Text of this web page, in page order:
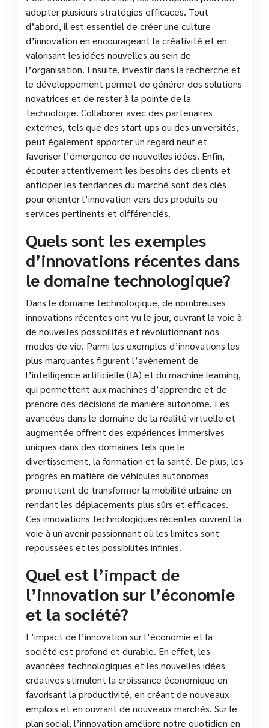
adopter plusieurs stratégies efficaces. Tout
d’abord, il est essentiel de créer une culture
d’innovation en encourageant la créativité et en
valorisant les idées nouvelles au sein de
l’organisation. Ensuite, investir dans la recherche et
le développement permet de générer des solutions
novatrices et de rester à la pointe de la
technologie. Collaborer avec des partenaires
externes, tels que des start-ups ou des universités,
peut également apporter un regard neuf et
favoriser l’émergence de nouvelles idées. Enfin,
écouter attentivement les besoins des clients et
anticiper les tendances du marché sont des clés
pour orienter l’innovation vers des produits ou
services pertinents et différenciés.
Quels sont les exemples
d’innovations récentes dans
le domaine technologique?
Dans le domaine technologique, de nombreuses
innovations récentes ont vu le jour, ouvrant la voie à
de nouvelles possibilités et révolutionnant nos
modes de vie. Parmi les exemples d’innovations les
plus marquantes figurent l’avènement de
l’intelligence artificielle (IA) et du machine learning,
qui permettent aux machines d’apprendre et de
prendre des décisions de manière autonome. Les
avancées dans le domaine de la réalité virtuelle et
augmentée offrent des expériences immersives
uniques dans des domaines tels que le
divertissement, la formation et la santé. De plus, les
progrès en matière de véhicules autonomes
promettent de transformer la mobilité urbaine en
rendant les déplacements plus sûrs et efficaces.
Ces innovations technologiques récentes ouvrent la
voie à un avenir passionnant où les limites sont
repoussées et les possibilités infinies.
Quel est l’impact de
l’innovation sur l’économie
et la société?
L’impact de l’innovation sur l’économie et la
société est profond et durable. En effet, les
avancées technologiques et les nouvelles idées
créatives stimulent la croissance économique en
favorisant la productivité, en créant de nouveaux
emplois et en ouvrant de nouveaux marchés. Sur le
plan social, l’innovation améliore notre quotidien en